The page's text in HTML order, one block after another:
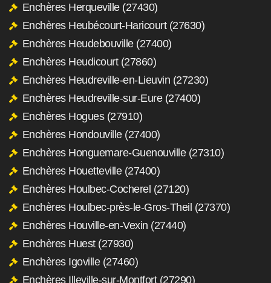
Enchères Herqueville (27430)
Enchères Heubécourt-Haricourt (27630)
Enchères Heudebouville (27400)
Enchères Heudicourt (27860)
Enchères Heudreville-en-Lieuvin (27230)
Enchères Heudreville-sur-Eure (27400)
Enchères Hogues (27910)
Enchères Hondouville (27400)
Enchères Honguemare-Guenouville (27310)
Enchères Houetteville (27400)
Enchères Houlbec-Cocherel (27120)
Enchères Houlbec-près-le-Gros-Theil (27370)
Enchères Houville-en-Vexin (27440)
Enchères Huest (27930)
Enchères Igoville (27460)
Enchères Illeville-sur-Montfort (27290)